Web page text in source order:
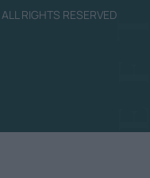
RIGHTS RESERVED